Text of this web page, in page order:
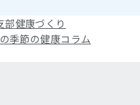
部健康づくり
季節の健康コラム